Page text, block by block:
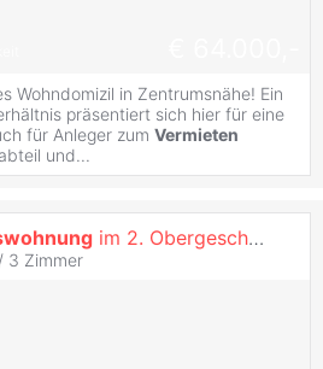
Wohndomizil in Zentrumsnähe! Ein
präsentiert sich hier für eine
für Anleger zum Vermieten
und...
im 2. Obergeschoss mit Loggia
3 Zimmer